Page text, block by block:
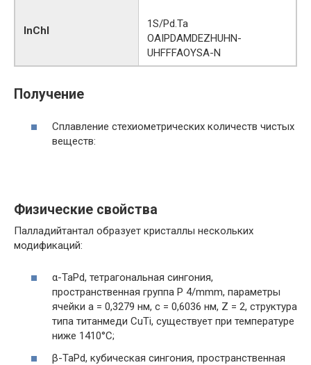
InChI
1S/Pd.Ta
OAIPDAMDEZHUHN-
UHFFFAOYSA-N
Получение
Сплавление стехиометрических количеств чистых
веществ:
Физические свойства
Палладийтантал образует кристаллы нескольких
модификаций:
α-TaPd, тетрагональная сингония,
пространственная группа P 4/mmm, параметры
ячейки a = 0,3279 нм, c = 0,6036 нм, Z = 2, структура
типа титанмеди CuTi, существует при температуре
ниже 1410°С;
β-TaPd, кубическая сингония, пространственная